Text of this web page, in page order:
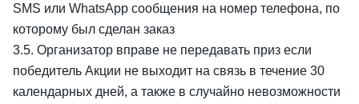
SMS или WhatsApp сообщения на номер телефона, по
которому был сделан заказ
3.5. Организатор вправе не передавать приз если
победитель Акции не выходит на связь в течение 30
календарных дней, а также в случайно невозможности